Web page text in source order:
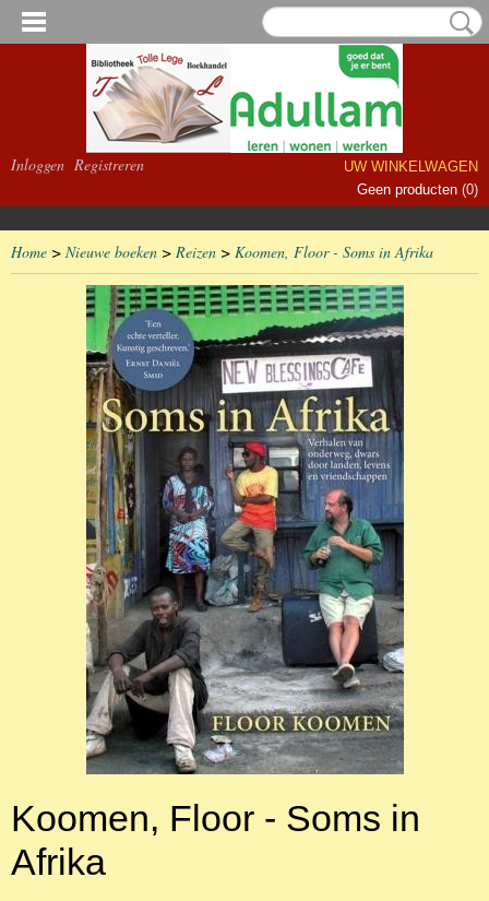
Inloggen Registreren
UW WINKELWAGEN
Geen producten (0)
Home > Nieuwe boeken > Reizen > Koomen, Floor - Soms in Afrika
Koomen, Floor - Soms in
Afrika